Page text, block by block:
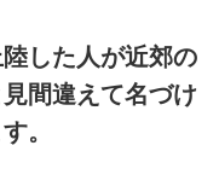
した人が近郊の
間違えて名づけ
。